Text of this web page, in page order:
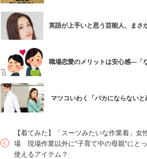
は思う。勝間さんの言葉は一般論とし
脳科学者は「IT社長が
告ですよ」とバッサリ
一方で、苫米地さんも興味深いことを
デューサーであり、広告代理店と付き
英語が上手いと思う芸能人、ま
職場恋愛のメリットは安心感―「
マツコいわく「バカにならない
【着てみた】「スーツみたいな作業着」女
場 現場作業以外に"子育て中の母親"にと
使えるアイテム？